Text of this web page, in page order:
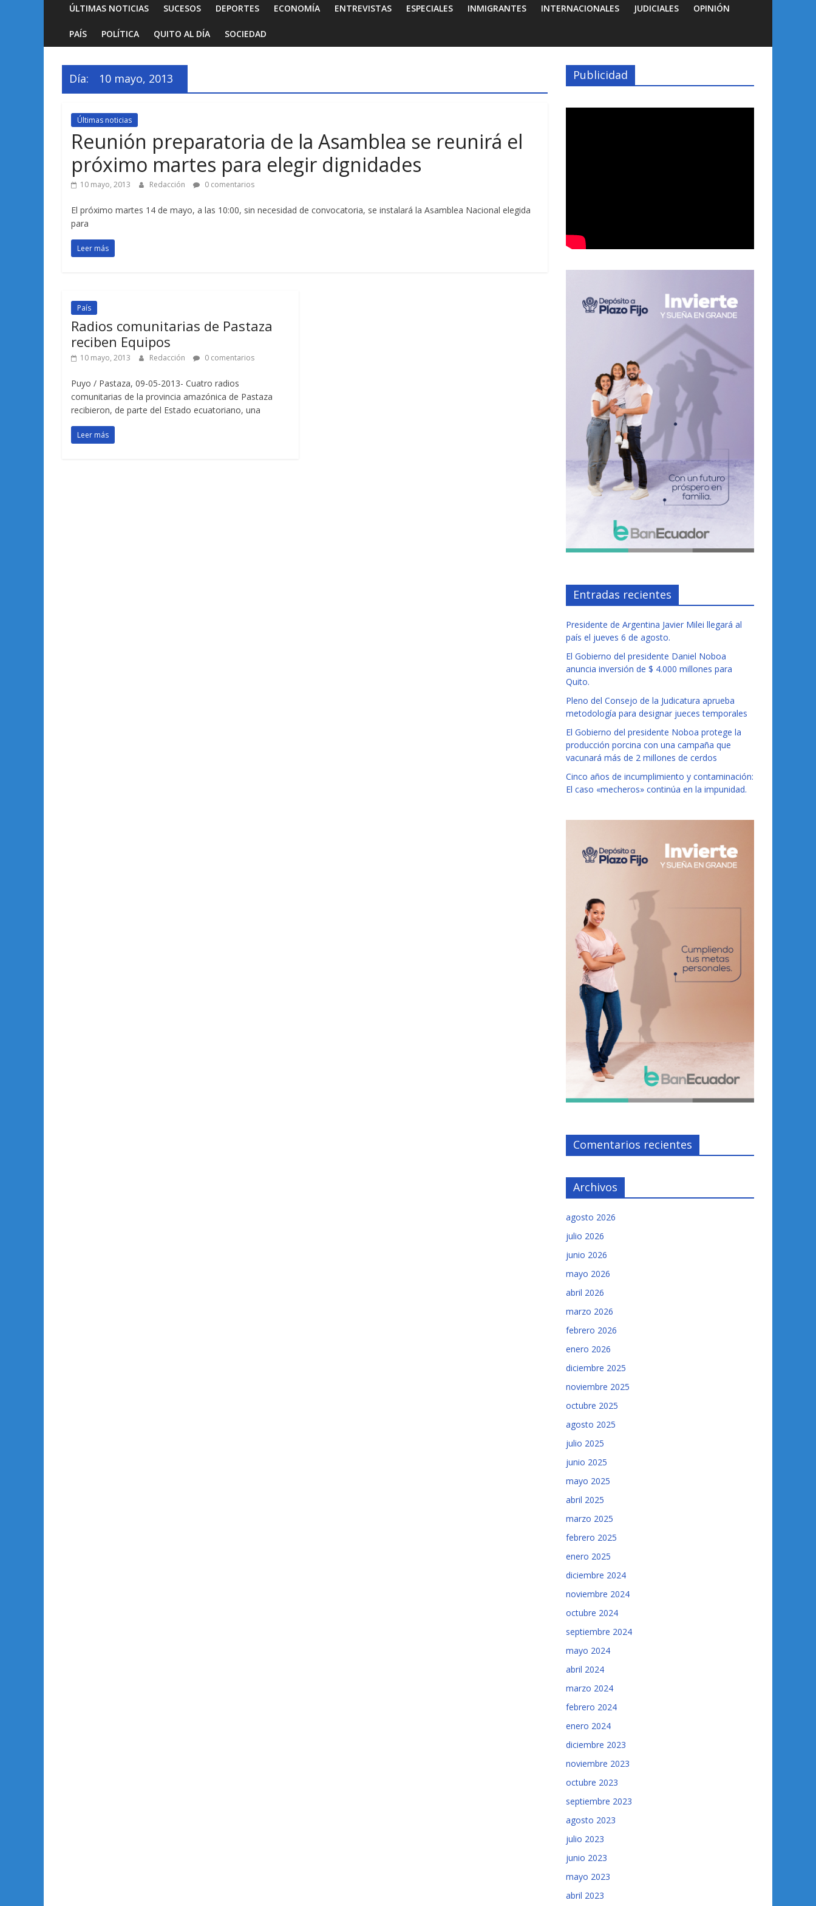
ÚLTIMAS NOTICIAS SUCESOS DEPORTES ECONOMÍA ENTREVISTAS ESPECIALES INMIGRANTES INTERNACIONALES JUDICIALES OPINIÓN
PAÍS POLÍTICA QUITO AL DÍA SOCIEDAD
Día: 10 mayo, 2013
Últimas noticias
Reunión preparatoria de la Asamblea se reunirá el
próximo martes para elegir dignidades
10 mayo, 2013 Redacción 0 comentarios
El próximo martes 14 de mayo, a las 10:00, sin necesidad de convocatoria, se instalará la Asamblea Nacional elegida
para
Leer más
País
Radios comunitarias de Pastaza
reciben Equipos
10 mayo, 2013 Redacción 0 comentarios
Puyo / Pastaza, 09-05-2013- Cuatro radios
comunitarias de la provincia amazónica de Pastaza
recibieron, de parte del Estado ecuatoriano, una
Leer más
Publicidad
Entradas recientes
Presidente de Argentina Javier Milei llegará al
país el jueves 6 de agosto.
El Gobierno del presidente Daniel Noboa
anuncia inversión de $ 4.000 millones para
Quito.
Pleno del Consejo de la Judicatura aprueba
metodología para designar jueces temporales
El Gobierno del presidente Noboa protege la
producción porcina con una campaña que
vacunará más de 2 millones de cerdos
Cinco años de incumplimiento y contaminación:
El caso «mecheros» continúa en la impunidad.
Comentarios recientes
Archivos
agosto 2026
julio 2026
junio 2026
mayo 2026
abril 2026
marzo 2026
febrero 2026
enero 2026
diciembre 2025
noviembre 2025
octubre 2025
agosto 2025
julio 2025
junio 2025
mayo 2025
abril 2025
marzo 2025
febrero 2025
enero 2025
diciembre 2024
noviembre 2024
octubre 2024
septiembre 2024
mayo 2024
abril 2024
marzo 2024
febrero 2024
enero 2024
diciembre 2023
noviembre 2023
octubre 2023
septiembre 2023
agosto 2023
julio 2023
junio 2023
mayo 2023
abril 2023